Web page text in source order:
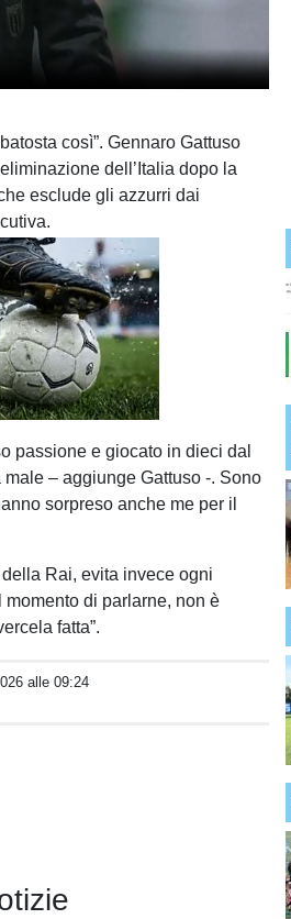
così”. Gennaro Gattuso
dell’Italia dopo la
esclude gli azzurri dai
passione e giocato in dieci dal
– aggiunge Gattuso -. Sono
sorpreso anche me per il
della Rai, evita invece ogni
momento di parlarne, non è
fatta”.
alle 09:24